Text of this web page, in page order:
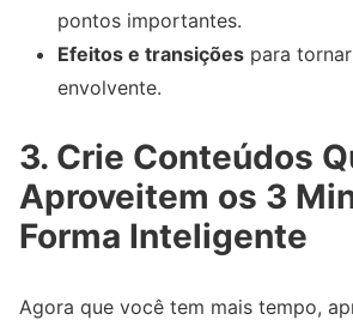
pontos importantes.
Efeitos e transições para
envolvente.
3. Crie Conteúdos
Aproveitem os 3
Forma Inteligente
Agora que você tem mais tempo,